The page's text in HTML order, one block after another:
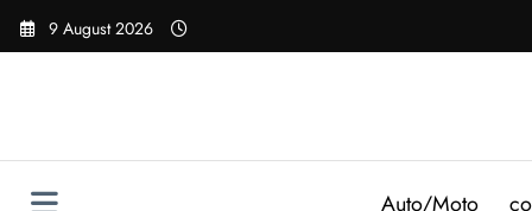
Saltar
9 August 2026
Auto/Moto